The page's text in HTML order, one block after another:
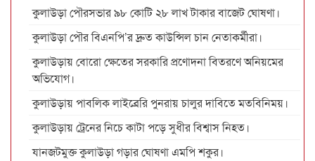
কুলাউড়া পৌরসভার ৯৮ কোটি ২৮ লাখ টাকার বাজেট ঘোষণা।
কুলাউড়া পৌর বিএনপি’র দ্রুত কাউন্সিল চান নেতাকর্মীরা।
কুলাউড়ায় বোরো ক্ষেতের সরকারি প্রণোদনা বিতরণে অনিয়মের
অভিযোগ।
কুলাউড়ায় পাবলিক লাইব্রেরি পুনরায় চালুর দাবিতে মতবিনিময়।
কুলাউড়ায় ট্রেনের নিচে কাটা পড়ে সুধীর বিশ্বাস নিহত।
যানজটমুক্ত কুলাউড়া গড়ার ঘোষণা এমপি শকুর।